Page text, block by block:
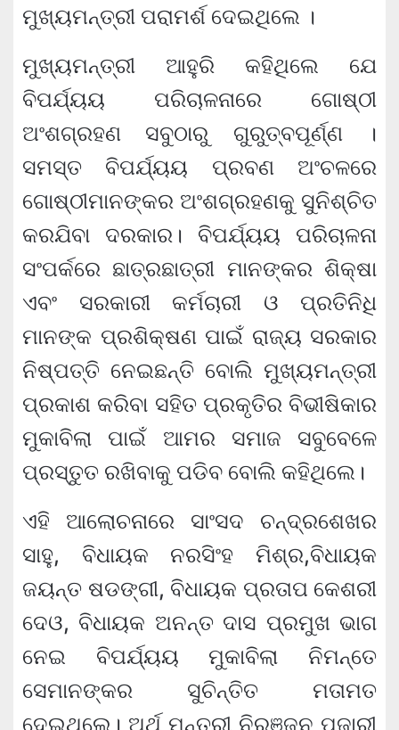
ମୁଖ୍ୟମନ୍ତ୍ରୀ ପରାମର୍ଶ ଦେଇଥିଲେ ।
ମୁଖ୍ୟମନ୍ତ୍ରୀ ଆହୁରି କହିଥିଲେ ଯେ
ବିପର୍ଯ୍ୟୟ ପରିଚାଳନାରେ ଗୋଷ୍ଠୀ
ଅଂଶଗ୍ରହଣ ସବୁଠାରୁ ଗୁରୁତ୍ବପୂର୍ଣ୍ଣ ।
ସମସ୍ତ ବିପର୍ଯ୍ୟୟ ପ୍ରବଣ ଅଂଚଳରେ
ଗୋଷ୍ଠୀମାନଙ୍କର ଅଂଶଗ୍ରହଣକୁ ସୁନିଶ୍ଚିତ
କରଯିବା ଦରକାର। ବିପର୍ଯ୍ୟୟ ପରିଚାଳନା
ସଂପର୍କରେ ଛାତ୍ରଛାତ୍ରୀ ମାନଙ୍କର ଶିକ୍ଷା
ଏବଂ ସରକାରୀ କର୍ମଚାରୀ ଓ ପ୍ରତିନିଧି
ମାନଙ୍କ ପ୍ରଶିକ୍ଷଣ ପାଇଁ ରାଜ୍ୟ ସରକାର
ନିଷ୍ପତ୍ତି ନେଇଛନ୍ତି ବୋଲି ମୁଖ୍ୟମନ୍ତ୍ରୀ
ପ୍ରକାଶ କରିବା ସହିତ ପ୍ରକୃତିର ବିଭୀଷିକାର
ମୁକାବିଲା ପାଇଁ ଆମର ସମାଜ ସବୁବେଳେ
ପ୍ରସ୍ତୁତ ରଖିବାକୁ ପଡିବ ବୋଲି କହିଥିଲେ।
ଏହି ଆଲୋଚନାରେ ସାଂସଦ ଚନ୍ଦ୍ରଶେଖର
ସାହୁ, ବିଧାୟକ ନରସିଂହ ମିଶ୍ର,ବିଧାୟକ
ଜୟନ୍ତ ଷଡଙ୍ଗୀ, ବିଧାୟକ ପ୍ରତାପ କେଶରୀ
ଦେଓ, ବିଧାୟକ ଅନନ୍ତ ଦାସ ପ୍ରମୁଖ ଭାଗ
ନେଇ ବିପର୍ଯ୍ୟୟ ମୁକାବିଲା ନିମନ୍ତେ
ସେମାନଙ୍କର ସୁଚିନ୍ତିତ ମତାମତ
ଦେଇଥିଲେ। ଅର୍ଥ ମନ୍ତ୍ରୀ ନିରଞ୍ଜନ ପୂଜାରୀ